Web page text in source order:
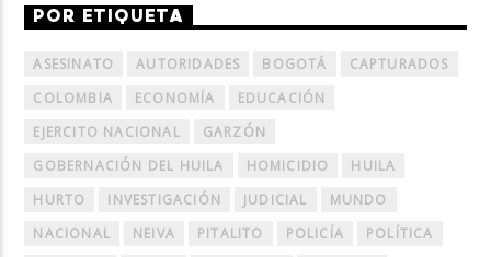
POR ETIQUETA
ASESINATO AUTORIDADES BOGOTÁ
CAPTURADOS
COLOMBIA
ECONOMÍA
EDUCACIÓN
EJERCITO NACIONAL
GARZÓN
GOBERNACIÓN DEL HUILA
HOMICIDIO
HUILA
HURTO
INVESTIGACIÓN JUDICIAL
MUNDO
NACIONAL
NEIVA PITALITO POLICÍA
POLÍTICA